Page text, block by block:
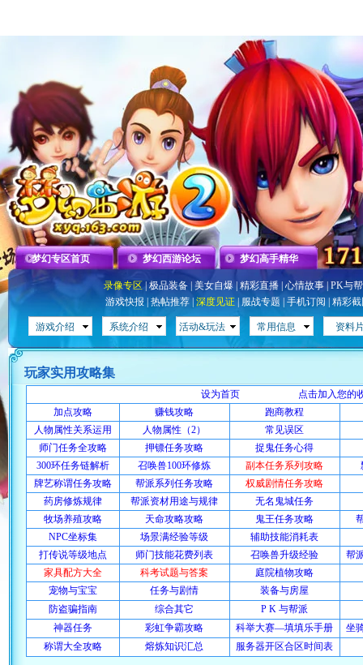
梦幻专区首页 梦幻西游论坛 梦幻高手精华
录像专区| 极品装备 美女自爆 精彩直播 心情故事 PK与
游戏快报
热帖推荐 深度见证 服战专题 手机订阅 精彩
游戏介绍 系统介绍 活动&玩法 常用信息 资料
玩家实用攻略集
设为首页
点击加入您的
加点攻略
赚钱攻略
跑商教程
人物属性关系运用
人物属性（2）
常见误区
师门任务全攻略
押镖任务攻略
捉鬼任务心得
300环任务链解析
召唤兽100环修炼 副本任务系列攻略
牌艺称谓任务攻略
帮派系列任务攻略
权威剧情任务攻略
药房修炼规律
帮派资材用途与规律
无名鬼城任务
牧场养殖攻略
天命攻略攻略 鬼王任务攻略
NPC坐标集
场景满经验等级
辅助技能消耗表
打传说等级地点
师门技能花费列表 召唤兽升级经验
帮
家具配方大全
科考试题与答案
庭院植物攻略
宠物与宝宝
任务与剧情
装备与房屋
防盗骗指南
综合其它
P K 与帮派
神器任务
彩虹争霸攻略 科举大赛—填填乐手册
坐
称谓大全攻略
熔炼知识汇总 服务器开区合区时间表